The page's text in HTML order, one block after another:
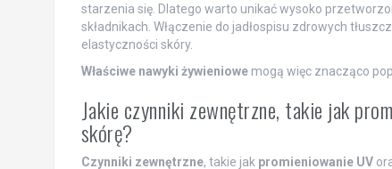
starzenia się. Dlatego warto unikać wysoko
składnikach. Włączenie do jadłospisu zdrowych
elastyczności skóry.
Właściwe nawyki żywieniowemogą więc znacząco
Jakie czynniki zewnętrzne, takie jak
skórę?
Czynniki zewnętrzne, takie jak promieniowanie UV